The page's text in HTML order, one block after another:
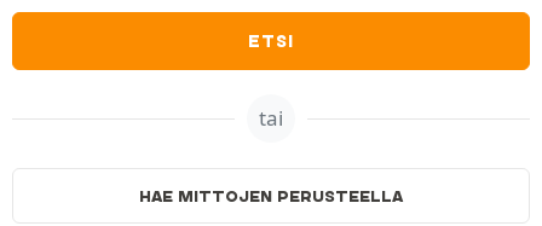
ETSI
tai
HAE MITTOJEN PERUSTEELLA